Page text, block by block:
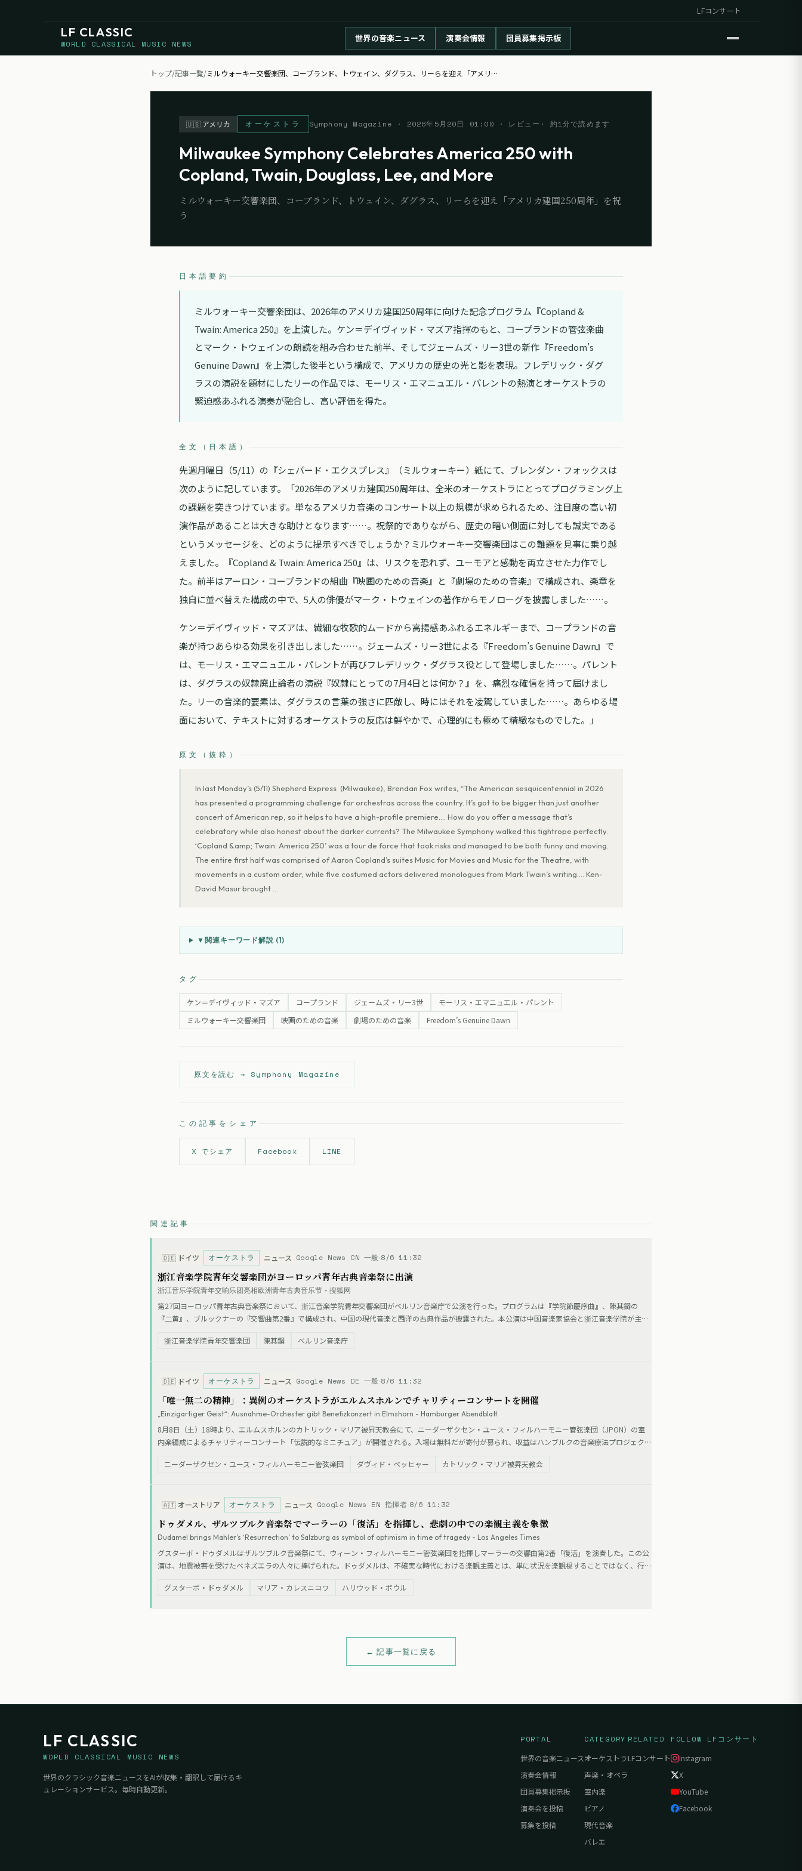
LFコンサート
LF CLASSIC
WORLD CLASSICAL MUSIC NEWS
世界の音楽ニュース 演奏会情報 団員募集掲示板
トップ/記事一覧/ミルウォーキー交響楽団、コープランド、トウェイン、ダグラス、リーらを迎え「アメリ …
🇺🇸 アメリカ オーケストラ Symphony Magazine · 2026年5月20日 01:00 · レビュー · 約1分で読めます
Milwaukee Symphony Celebrates America 250 with
Copland, Twain, Douglass, Lee, and More
ミルウォーキー交響楽団、コープランド、トウェイン、ダグラス、リーらを迎え「アメリカ建国250周年」を祝
う
日本語要約
ミルウォーキー交響楽団は、2026年のアメリカ建国250周年に向けた記念プログラム『Copland &
Twain: America 250』を上演した。ケン＝デイヴィッド・マズア指揮のもと、コープランドの管弦楽曲
とマーク・トウェインの朗読を組み合わせた前半、そしてジェームズ・リー3世の新作『Freedom’s
Genuine Dawn』を上演した後半という構成で、アメリカの歴史の光と影を表現。フレデリック・ダグ
ラスの演説を題材にしたリーの作品では、モーリス・エマニュエル・パレントの熱演とオーケストラの
緊迫感あふれる演奏が融合し、高い評価を得た。
全文（日本語）
先週月曜日（5/11）の『シェパード・エクスプレス』（ミルウォーキー）紙にて、ブレンダン・フォックスは
次のように記しています。「2026年のアメリカ建国250周年は、全米のオーケストラにとってプログラミング上
の課題を突きつけています。単なるアメリカ音楽のコンサート以上の規模が求められるため、注目度の高い初
演作品があることは大きな助けとなります……。祝祭的でありながら、歴史の暗い側面に対しても誠実である
というメッセージを、どのように提示すべきでしょうか？ミルウォーキー交響楽団はこの難題を見事に乗り越
えました。『Copland & Twain: America 250』は、リスクを恐れず、ユーモアと感動を両立させた力作でし
た。前半はアーロン・コープランドの組曲『映画のための音楽』と『劇場のための音楽』で構成され、楽章を
独自に並べ替えた構成の中で、5人の俳優がマーク・トウェインの著作からモノローグを披露しました……。
ケン＝デイヴィッド・マズアは、繊細な牧歌的ムードから高揚感あふれるエネルギーまで、コープランドの音
楽が持つあらゆる効果を引き出しました……。ジェームズ・リー3世による『Freedom’s Genuine Dawn』で
は、モーリス・エマニュエル・パレントが再びフレデリック・ダグラス役として登場しました……。パレント
は、ダグラスの奴隷廃止論者の演説『奴隷にとっての7月4日とは何か？』を、痛烈な確信を持って届けまし
た。リーの音楽的要素は、ダグラスの言葉の強さに匹敵し、時にはそれを凌駕していました……。あらゆる場
面において、テキストに対するオーケストラの反応は鮮やかで、心理的にも極めて精緻なものでした。」
原文（抜粋）
In last Monday’s (5/11) Shepherd Express (Milwaukee), Brendan Fox writes, “The American sesquicentennial in 2026
has presented a programming challenge for orchestras across the country. It’s got to be bigger than just another
concert of American rep, so it helps to have a high-profile premiere…. How do you offer a message that’s
celebratory while also honest about the darker currents? The Milwaukee Symphony walked this tightrope perfectly.
‘Copland &amp; Twain: America 250’ was a tour de force that took risks and managed to be both funny and moving.
The entire first half was comprised of Aaron Copland’s suites Music for Movies and Music for the Theatre, with
movements in a custom order, while five costumed actors delivered monologues from Mark Twain’s writing…. Ken-
David Masur brought
▼ 関連キーワード解説 (1)
タグ
ケン＝デイヴィッド・マズア コープランド ジェームズ・リー3世 モーリス・エマニュエル・パレント
ミルウォーキー交響楽団 映画のための音楽 劇場のための音楽 Freedom’s Genuine Dawn
原文を読む → Symphony Magazine
この記事をシェア
X でシェア Facebook LINE
関連記事
🇩🇪 ドイツ オーケストラ ニュース Google News CN 一般 8/6 11:32
浙江音楽学院青年交響楽団がヨーロッパ青年古典音楽祭に出演
浙江音乐学院青年交响乐团亮相欧洲青年古典音乐节 - 搜狐网
第27回ヨーロッパ青年古典音楽祭において、浙江音楽学院青年交響楽団がベルリン音楽庁で公演を行った。プログラムは『学院節慶序曲』、陳其鋼の
『二黄』、ブルックナーの『交響曲第2番』で構成され、中国の現代音楽と西洋の古典作品が披露された。本公演は中国音楽家協会と浙江音楽学院が主催
浙江音楽学院青年交響楽団
陳其鋼 ベルリン音楽庁
🇩🇪 ドイツ オーケストラ ニュース Google News DE 一般 8/6 11:32
「唯一無二の精神」：異例のオーケストラがエルムスホルンでチャリティーコンサートを開催
„Einzigartiger Geist“: Ausnahme-Orchester gibt Benefizkonzert in Elmshorn - Hamburger Abendblatt
8月8日（土）18時より、エルムスホルンのカトリック・マリア被昇天教会にて、ニーダーザクセン・ユース・フィルハーモニー管弦楽団（JPON）の室
内楽編成によるチャリティーコンサート「伝説的なミニチュア」が開催される。入場は無料だが寄付が募られ、収益はハンブルクの音楽療法プロジェクト
ール・ホントヴァーリ指揮のもと、エルムスホルンを含む各地で公演を行う。
ニーダーザクセン・ユース・フィルハーモニー管弦楽団 ダヴィド・ベッヒャー カトリック・マリア被昇天教会
🇦🇹 オーストリア オーケストラ ニュース Google News EN 指揮者 8/6 11:32
ドゥダメル、ザルツブルク音楽祭でマーラーの「復活」を指揮し、悲劇の中での楽観主義を象徴
Dudamel brings Mahler’s ‘Resurrection’ to Salzburg as symbol of optimism in time of tragedy - Los Angeles Times
グスターボ・ドゥダメルはザルツブルク音楽祭にて、ウィーン・フィルハーモニー管弦楽団を指揮しマーラーの交響曲第2番「復活」を演奏した。この公
演は、地震被害を受けたベネズエラの人々に捧げられた。ドゥダメルは、不確実な時代における楽観主義とは、単に状況を楽観視することではなく、行動
グスターボ・ドゥダメル
マリア・カレスニコワ ハリウッド・ボウル
← 記事一覧に戻る
LF CLASSIC
WORLD CLASSICAL MUSIC NEWS
世界のクラシック音楽ニュースをAIが収集・翻訳して届けるキ
ュレーションサービス。毎時自動更新。
PORTAL
世界の音楽ニュース
演奏会情報
団員募集掲示板
演奏会を投稿
募集を投稿
CATEGORY
オーケストラ
声楽・オペラ
室内楽
ピアノ
現代音楽
バレエ
RELATED
LFコンサート
FOLLOW LFコンサート
Instagram
X
YouTube
Facebook